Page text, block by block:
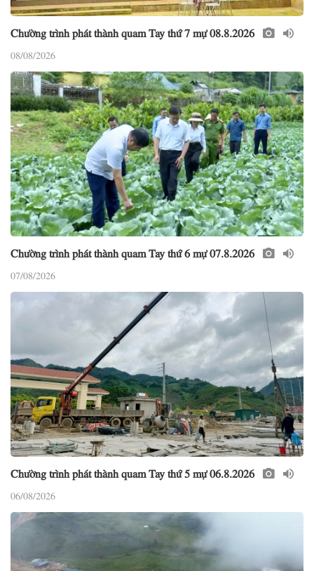
Chường trình phát thành quam Tay thứ 7 mự 08.8.2026
08/08/2026
Chường trình phát thành quam Tay thứ 6 mự 07.8.2026
07/08/2026
Chường trình phát thành quam Tay thứ 5 mự 06.8.2026
06/08/2026